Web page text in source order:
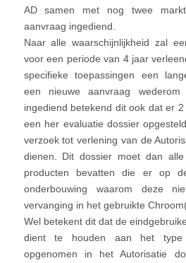
AD samen met nog twee
aanvraag ingediend.
Naar alle waarschijnlijkheid zal
voor een periode van 4 jaar
specifieke toepassingen een
een nieuwe aanvraag
ingediend betekend dit ook dat er
een her evaluatie dossier
verzoek tot verlening van de
dienen. Dit dossier moet dan
producten bevatten die er op
onderbouwing waarom deze
vervanging in het gebruikte
Wel betekent dit dat de
dient te houden aan het
opgenomen in het Autorisatie